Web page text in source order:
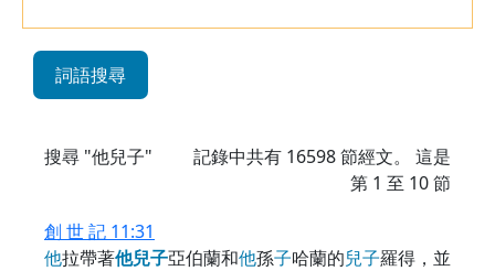
詞語搜尋
搜尋 "他兒子" 記錄中共有 16598節經文。 這是
第 1 至 10 節
創 世 記 11:31
他拉帶著他兒子亞伯蘭和他孫子哈蘭的兒子羅得，並